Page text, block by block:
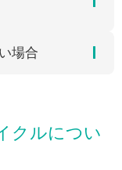
場合
クルについ